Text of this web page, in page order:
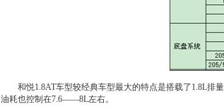
和悦1.8AT车型较经典车型最大的特点是搭载了1.8L排
油耗也控制在7.6——8L左右。